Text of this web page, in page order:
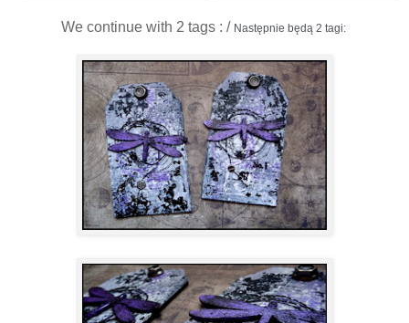
We continue with 2 tags : / Następnie będą 2 tagi: